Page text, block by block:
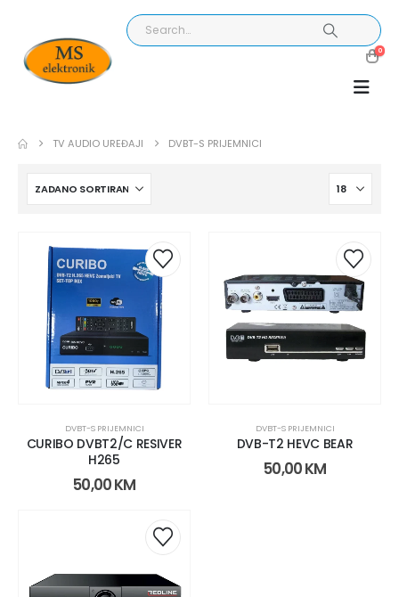
0
TV AUDIO UREĐAJI DVBT-S PRIJEMNICI
DVBT-S PRIJEMNICI
CURIBO DVBT2/C RESIVER
H265
50,00KM
DVBT-S PRIJEMNICI
DVB-T2 HEVC BEAR
50,00KM